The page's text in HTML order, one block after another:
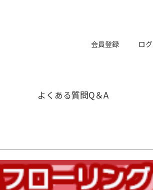
会員登録 ロ
よくある質問Q＆A